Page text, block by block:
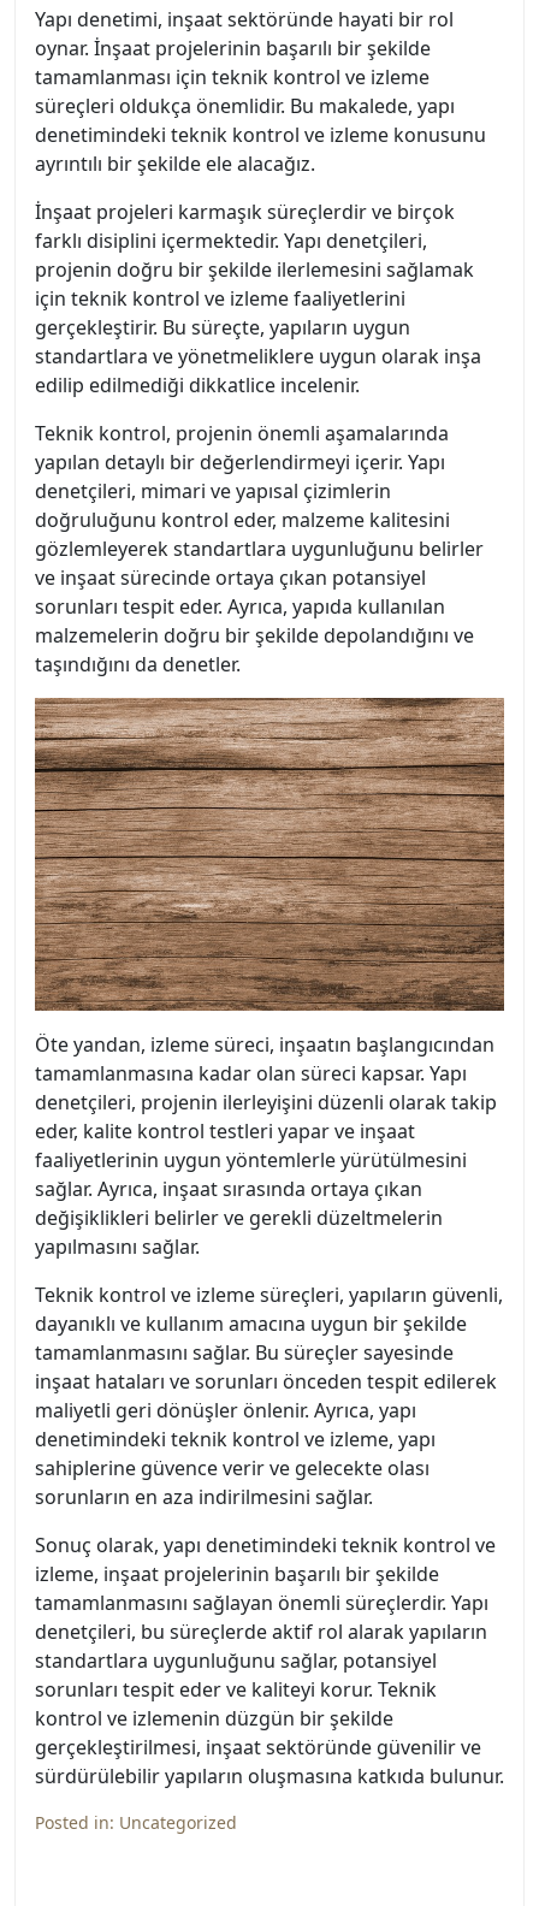
Yapı denetimi, inşaat sektöründe hayati bir rol
oynar. İnşaat projelerinin başarılı bir şekilde
tamamlanması için teknik kontrol ve izleme
süreçleri oldukça önemlidir. Bu makalede, yapı
denetimindeki teknik kontrol ve izleme konusunu
ayrıntılı bir şekilde ele alacağız.
İnşaat projeleri karmaşık süreçlerdir ve birçok
farklı disiplini içermektedir. Yapı denetçileri,
projenin doğru bir şekilde ilerlemesini sağlamak
için teknik kontrol ve izleme faaliyetlerini
gerçekleştirir. Bu süreçte, yapıların uygun
standartlara ve yönetmeliklere uygun olarak inşa
edilip edilmediği dikkatlice incelenir.
Teknik kontrol, projenin önemli aşamalarında
yapılan detaylı bir değerlendirmeyi içerir. Yapı
denetçileri, mimari ve yapısal çizimlerin
doğruluğunu kontrol eder, malzeme kalitesini
gözlemleyerek standartlara uygunluğunu belirler
ve inşaat sürecinde ortaya çıkan potansiyel
sorunları tespit eder. Ayrıca, yapıda kullanılan
malzemelerin doğru bir şekilde depolandığını ve
taşındığını da denetler.
Öte yandan, izleme süreci, inşaatın başlangıcından
tamamlanmasına kadar olan süreci kapsar. Yapı
denetçileri, projenin ilerleyişini düzenli olarak takip
eder, kalite kontrol testleri yapar ve inşaat
faaliyetlerinin uygun yöntemlerle yürütülmesini
sağlar. Ayrıca, inşaat sırasında ortaya çıkan
değişiklikleri belirler ve gerekli düzeltmelerin
yapılmasını sağlar.
Teknik kontrol ve izleme süreçleri, yapıların güvenli,
dayanıklı ve kullanım amacına uygun bir şekilde
tamamlanmasını sağlar. Bu süreçler sayesinde
inşaat hataları ve sorunları önceden tespit edilerek
maliyetli geri dönüşler önlenir. Ayrıca, yapı
denetimindeki teknik kontrol ve izleme, yapı
sahiplerine güvence verir ve gelecekte olası
sorunların en aza indirilmesini sağlar.
Sonuç olarak, yapı denetimindeki teknik kontrol ve
izleme, inşaat projelerinin başarılı bir şekilde
tamamlanmasını sağlayan önemli süreçlerdir. Yapı
denetçileri, bu süreçlerde aktif rol alarak yapıların
standartlara uygunluğunu sağlar, potansiyel
sorunları tespit eder ve kaliteyi korur. Teknik
kontrol ve izlemenin düzgün bir şekilde
gerçekleştirilmesi, inşaat sektöründe güvenilir ve
sürdürülebilir yapıların oluşmasına katkıda bulunur.
Posted in: Uncategorized